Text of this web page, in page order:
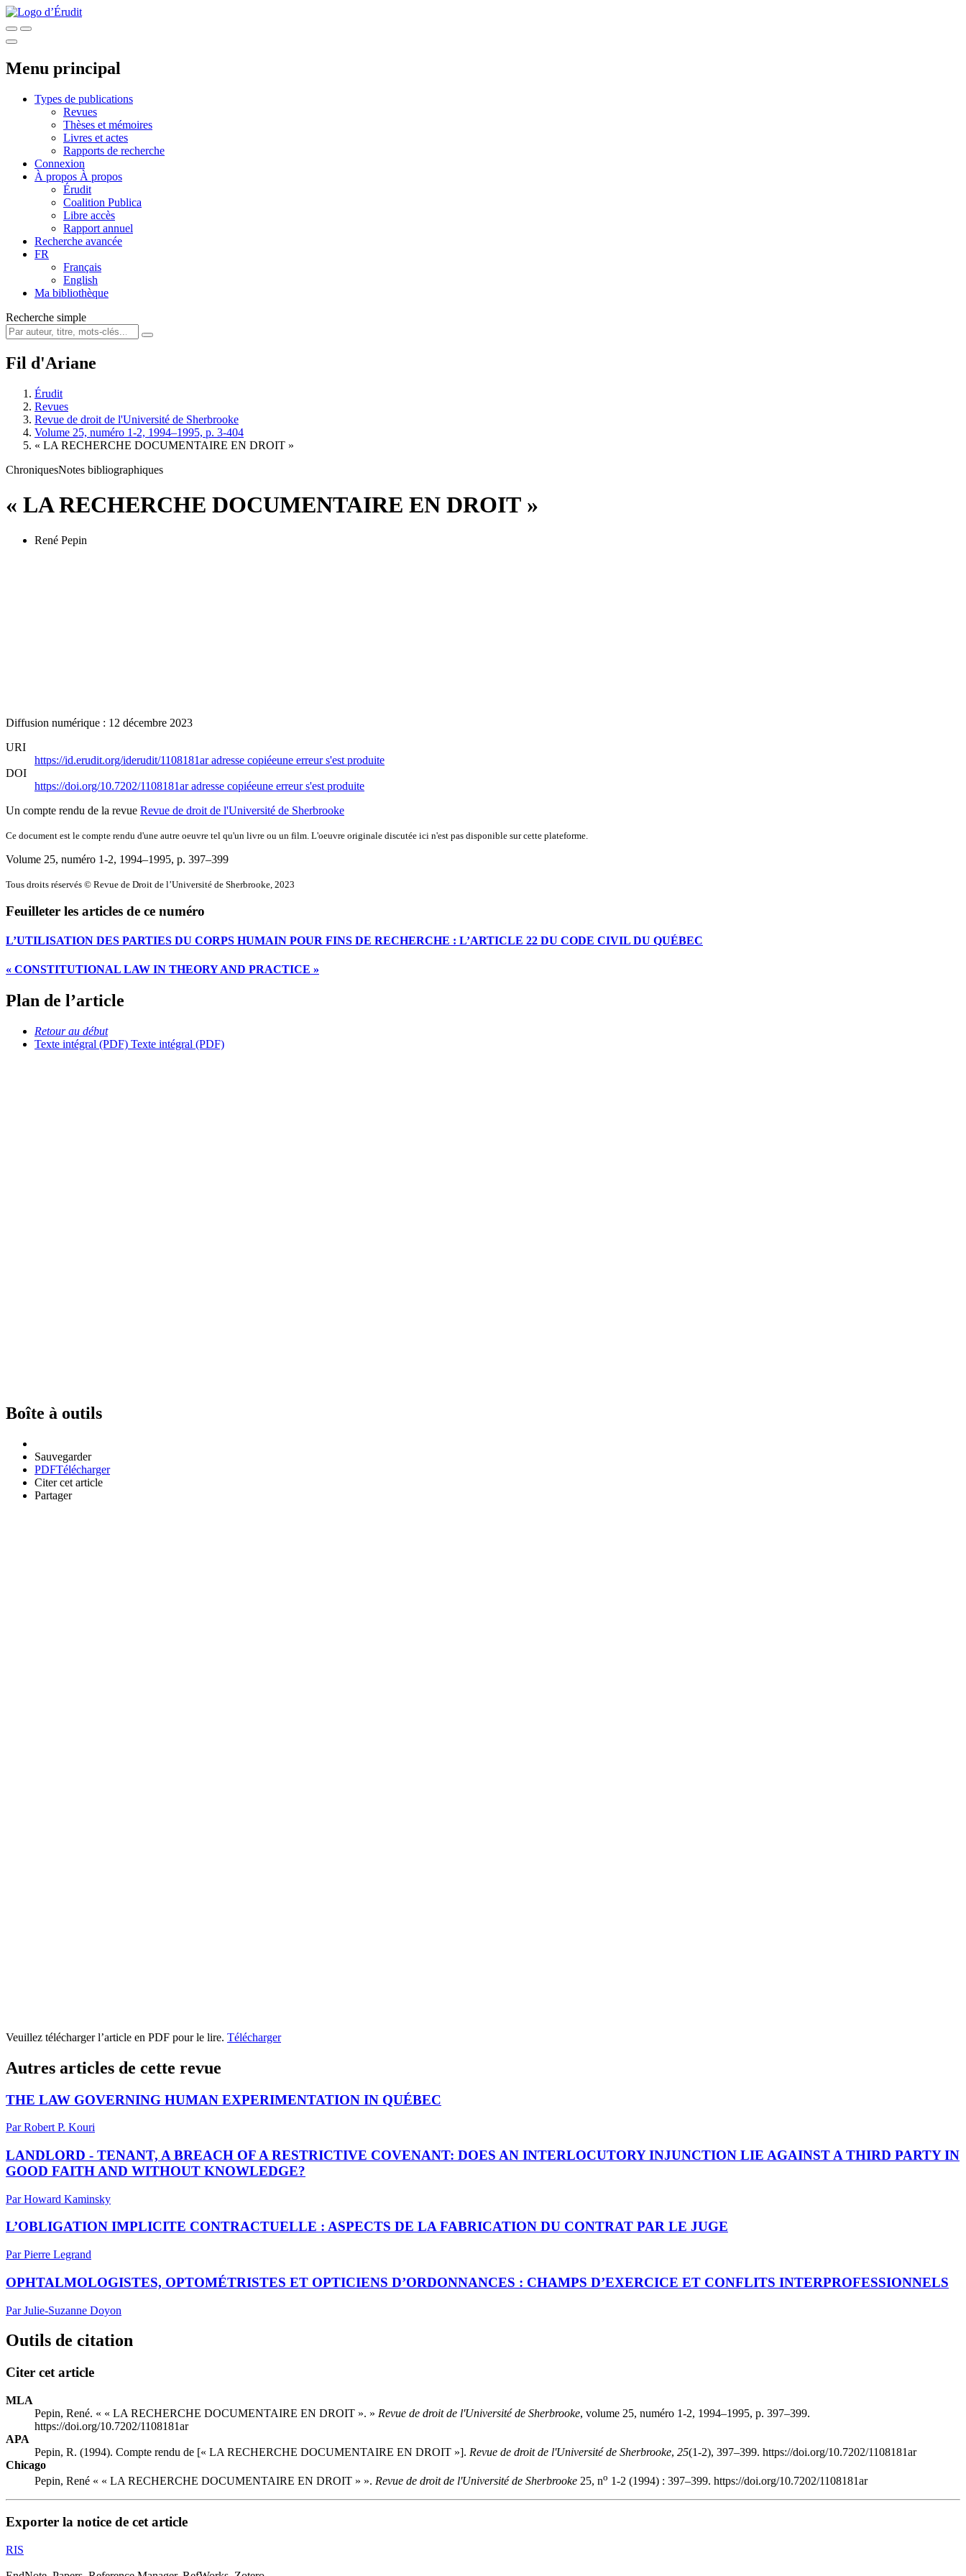
Menu principal
Types de publications
Revues
Thèses et mémoires
Livres et actes
Rapports de recherche
Connexion
À propos À propos
Érudit
Coalition Publica
Libre accès
Rapport annuel
Recherche avancée
FR
Français
English
Ma bibliothèque
Recherche simple
Fil d'Ariane
Érudit
Revues
Revue de droit de l'Université de Sherbrooke
Volume 25, numéro 1-2, 1994–1995, p. 3-404
« LA RECHERCHE DOCUMENTAIRE EN DROIT »
ChroniquesNotes bibliographiques
« LA RECHERCHE DOCUMENTAIRE EN DROIT »
René Pepin
Diffusion numérique : 12 décembre 2023
URI
https://id.erudit.org/iderudit/1108181aradresse copiéeune erreur s'est produite
DOI
https://doi.org/10.7202/1108181aradresse copiéeune erreur s'est produite
Un compte rendu de la revue Revue de droit de l'Université de Sherbrooke
Ce document est le compte rendu d'une autre oeuvre tel qu'un livre ou un film. L'oeuvre originale discutée ici n'est pas disponible sur cette plateforme.
Volume 25, numéro 1-2, 1994–1995, p. 397–399
Tous droits réservés © Revue de Droit de l’Université de Sherbrooke, 2023
Feuilleter les articles de ce numéro
L’UTILISATION DES PARTIES DU CORPS HUMAIN POUR FINS DE RECHERCHE : L’ARTICLE 22 DU CODE CIVIL DU QUÉBEC
« CONSTITUTIONAL LAW IN THEORY AND PRACTICE »
Plan de l’article
Retour au début
Texte intégral (PDF) Texte intégral (PDF)
Boîte à outils
Sauvegarder
PDFTélécharger
Citer cet article
Partager
Veuillez télécharger l’article en PDF pour le lire. Télécharger
Autres articles de cette revue
THE LAW GOVERNING HUMAN EXPERIMENTATION IN QUÉBEC
Par Robert P. Kouri
LANDLORD - TENANT, A BREACH OF A RESTRICTIVE COVENANT: DOES AN INTERLOCUTORY INJUNCTION LIE AGAINST A THIRD PARTY IN
GOOD FAITH AND WITHOUT KNOWLEDGE?
Par Howard Kaminsky
L’OBLIGATION IMPLICITE CONTRACTUELLE : ASPECTS DE LA FABRICATION DU CONTRAT PAR LE JUGE
Par Pierre Legrand
OPHTALMOLOGISTES, OPTOMÉTRISTES ET OPTICIENS D’ORDONNANCES : CHAMPS D’EXERCICE ET CONFLITS INTERPROFESSIONNELS
Par Julie-Suzanne Doyon
Outils de citation
Citer cet article
MLA
Pepin, René. « « LA RECHERCHE DOCUMENTAIRE EN DROIT ». » Revue de droit de l'Université de Sherbrooke, volume 25, numéro 1-2, 1994–1995, p. 397–399.
https://doi.org/10.7202/1108181ar
APA
Pepin, R. (1994). Compte rendu de [« LA RECHERCHE DOCUMENTAIRE EN DROIT »]. Revue de droit de l'Université de Sherbrooke, 25(1-2), 397–399. https://doi.org/10.7202/1108181ar
Chicago
Pepin, René « « LA RECHERCHE DOCUMENTAIRE EN DROIT » ». Revue de droit de l'Université de Sherbrooke 25, no 1-2 (1994) : 397–399. https://doi.org/10.7202/1108181ar
Exporter la notice de cet article
RIS